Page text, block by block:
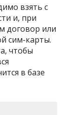
взять с
и, при
договор или
сим-карты.
чтобы
в базе